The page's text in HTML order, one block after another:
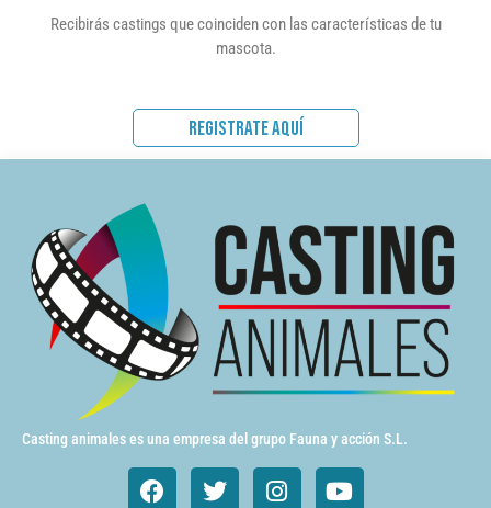
Recibirás castings que coinciden con las características de tu
mascota.
REGISTRATE AQUÍ
Casting animales es una empresa del grupo Fauna y acción S.L.